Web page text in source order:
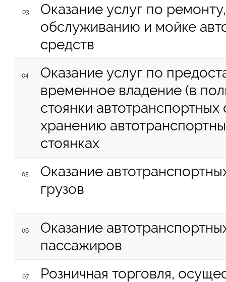
03
Оказание услуг по
обслуживанию и мойке
средств
04
Оказание услуг по
временное владение (в
стоянки
хранению
стоянках
05
Оказание
грузов
06
Оказание
пассажиров
07
Розничная торговля,